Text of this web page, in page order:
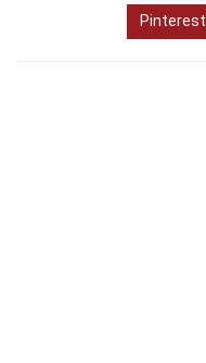
Pinterest